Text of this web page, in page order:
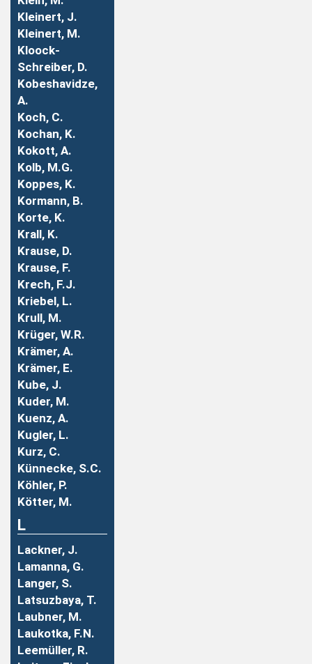
Kleinert, J.
Kleinert, M.
Kloock-
Schreiber, D.
Kobeshavidze,
A.
Koch, C.
Kochan, K.
Kokott, A.
Kolb, M.G.
Koppes, K.
Kormann, B.
Korte, K.
Krall, K.
Krause, D.
Krause, F.
Krech, F.J.
Kriebel, L.
Krull, M.
Krüger, W.R.
Krämer, A.
Krämer, E.
Kube, J.
Kuder, M.
Kuenz, A.
Kugler, L.
Kurz, C.
Künnecke, S.C.
Köhler, P.
Kötter, M.
L
Lackner, J.
Lamanna, G.
Langer, S.
Latsuzbaya, T.
Laubner, M.
Laukotka, F.N.
Leemüller, R.